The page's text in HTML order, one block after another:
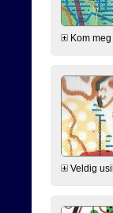
Kom
Veldig